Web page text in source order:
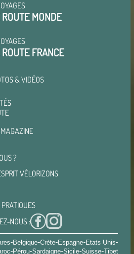
MONDE
FRANCE
& VIDÉOS
?
VÉLORIZONS
PRATIQUES
NOUS :
-Belgique-Crète-Espagne-Etats Unis-
-Pérou-Sardaigne-Sicile-Suisse-Tibet